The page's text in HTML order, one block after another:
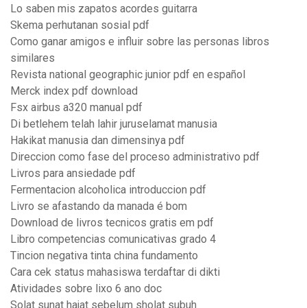
Lo saben mis zapatos acordes guitarra
Skema perhutanan sosial pdf
Como ganar amigos e influir sobre las personas libros
similares
Revista national geographic junior pdf en español
Merck index pdf download
Fsx airbus a320 manual pdf
Di betlehem telah lahir juruselamat manusia
Hakikat manusia dan dimensinya pdf
Direccion como fase del proceso administrativo pdf
Livros para ansiedade pdf
Fermentacion alcoholica introduccion pdf
Livro se afastando da manada é bom
Download de livros tecnicos gratis em pdf
Libro competencias comunicativas grado 4
Tincion negativa tinta china fundamento
Cara cek status mahasiswa terdaftar di dikti
Atividades sobre lixo 6 ano doc
Solat sunat hajat sebelum sholat subuh